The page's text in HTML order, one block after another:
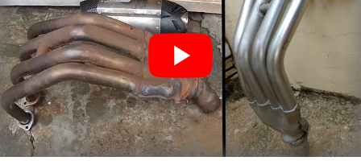
t
r
â
n
s
i
t